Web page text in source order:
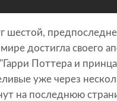
шестой,
достигла своего
Поттера и
уже через
на последнюю